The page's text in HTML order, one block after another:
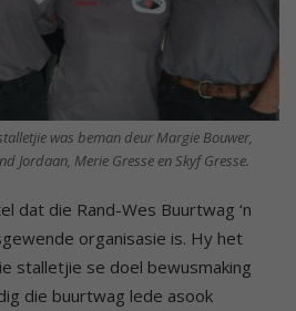
was beman deur Margie Bouwer,
Jordaan, Merie Gresse en Skyf Gresse.
dat die Rand-Wes Buurtwag ‘n
organisasie is. Hy het
stalletjie se doel bewusmaking
die buurtwag lede asook